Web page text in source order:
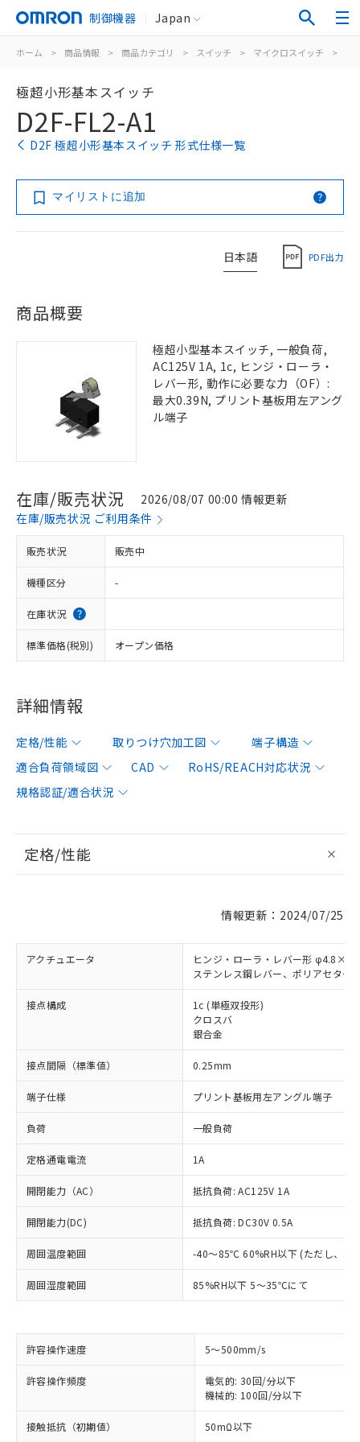
制御機器 Japan
ホーム > 商品情報 > 商品カテゴリ > スイッチ > マイクロスイッチ >
極超小形基本スイッチ
D2F-FL2-A1
D2F 極超小形基本スイッチ 形式仕様一覧
マイリストに追加
日本語 PDF出力
商品概要
極超小型基本スイッチ, 一般負荷,
AC125V 1A, 1c, ヒンジ・ローラ・
レバー形, 動作に必要な力（OF）:
最大0.39N, プリント基板用左アング
ル端子
在庫/販売状況
2026/08/07 00:00 情報更新
在庫/販売状況 ご利用条件
販売状況 販売中
機種区分 -
在庫状況
標準価格(税別) オープン価格
詳細情報
定格/性能 取りつけ穴加工図
端子構造
適合負荷領域図
CAD
RoHS/REACH対応状況
規格認証/適合状況
定格/性能
情報更新：2024/07/25
アクチュエータ
ヒンジ・ローラ・レバー形
ステンレス鋼レバー、ポリアセター
接点構成
1c (単極双投形)
クロスバ
銀合金
接点間隔（標準値） 0.25mm
端子仕様 プリント基板用左アングル端子
負荷 一般負荷
定格通電電流 1A
開閉能力（AC） 抵抗負荷: AC125V 1A
開閉能力(DC) 抵抗負荷: DC30V 0.5A
周囲温度範囲 -40～85℃ 60%RH以下 (ただし、氷
周囲湿度範囲 85%RH以下 5～35℃にて
許容操作速度 5～500mm/s
許容操作頻度
電気的: 30回/分以下
機械的: 100回/分以下
接触抵抗（初期値） 50mΩ以下
※1 対応状況
対応済み：EU RoHS指令（10物質）の
非含有に対応した製品が提供可能な商品で
対応予定：EU RoHS指令（10物質）の非含